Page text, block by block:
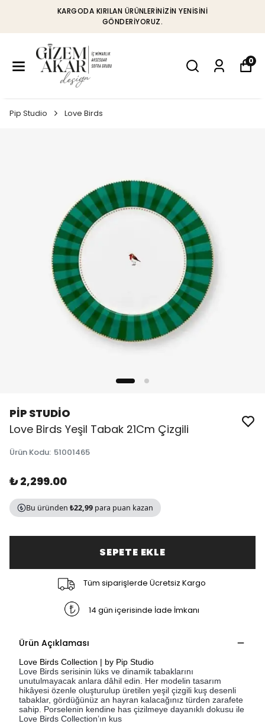
KARGODA KIRILAN ÜRÜNLERINIZIN YENISINI
GÖNDERIYORUZ.
0
Pip Studio Love Birds
PİP STUDİO
Love Birds Yeşil Tabak 21Cm Çizgili
Ürün Kodu: 51001465
₺ 2,299.00
Bu üründen ₺22,99 para puan kazan
SEPETE EKLE
Tüm siparişlerde Ücretsiz Kargo
14 gün içerisinde İade İmkanı
Ürün Açıklaması
Love Birds Collection | by Pip Studio
Love Birds serisinin lüks ve dinamik tabaklarını
unutulmayacak anlara dâhil edin. Her modelin tasarım
hikâyesi özenle oluşturulup üretilen yeşil çizgili kuş desenli
tabaklar, gördüğünüz an hayran kalacağınız türden zarafete
sahip. Porselenin kendine has çizilmeye dayanıklı dokusu ile
Love Birds Collection’ın kus